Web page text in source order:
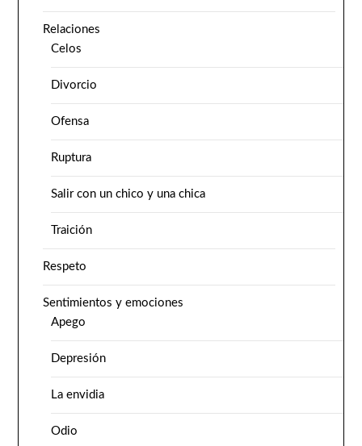
Relaciones
Celos
Divorcio
Ofensa
Ruptura
Salir con un chico y una chica
Traición
Respeto
Sentimientos y emociones
Apego
Depresión
La envidia
Odio